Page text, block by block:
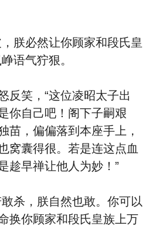
朕必然让你顾家和段氏皇
语气狞狠。
反笑，“这位凌昭太子出
你自己吧！阁下子嗣艰
苗，偏偏落到本座手上，
窝囊得很。若是连这点血
趁早禅让他人为妙！”
杀，朕自然也敢。你可以
换你顾家和段氏皇族上万